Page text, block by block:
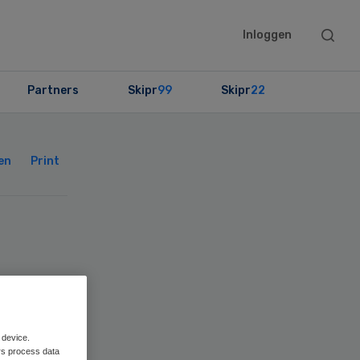
Inloggen
Search
Partners Skipr99 Skipr22
Print
process data